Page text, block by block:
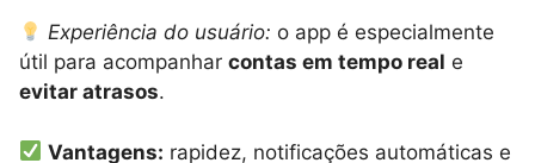
Experiência do usuário: o app é especialmente
útil para acompanhar contas em tempo real e
evitar atrasos.
Vantagens: rapidez, notificações automáticas e